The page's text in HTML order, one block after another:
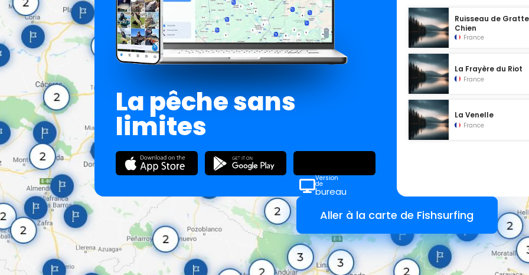
La pêche sans
limites
Version
de
bureau
Ruisseau de
Chien
France
La Frayère du Riot
France
La Venelle
France
Aller à la carte de Fishsurfing